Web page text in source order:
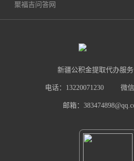
聚福吉问答网
新疆公积金提取代办服
电话：13220071230 微
邮箱：